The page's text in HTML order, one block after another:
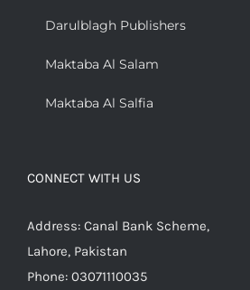
Darulblagh Publishers
Maktaba Al Salam
Maktaba Al Salfia
CONNECT WITH US
Address: Canal Bank Scheme,
Lahore, Pakistan
Phone: 03071110035